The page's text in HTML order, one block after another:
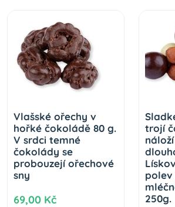
Vlašské ořechy v
hořké čokoládě 80 g.
V srdci temné
čokolády se
probouzejí ořechové
sny
69,00 Kč
trojí
polev
250g.